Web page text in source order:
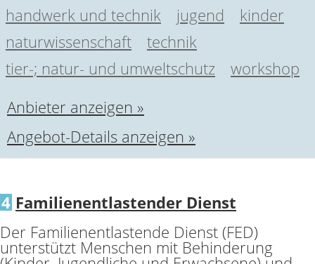
handwerk und technik
jugend
kinder
naturwissenschaft
technik
tier-; natur- und umweltschutz
workshop
Anbieter anzeigen »
Angebot-Details anzeigen »
4 Familienentlastender Dienst
Der Familienentlastende Dienst (FED)
unterstützt Menschen mit Behinderung